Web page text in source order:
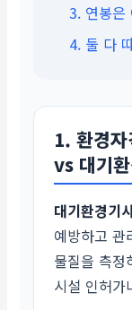
3. 연봉은
4. 둘 다
1. 환경
vs 대기
대기환경기
예방하고 관
물질을 측정
시설 인허가